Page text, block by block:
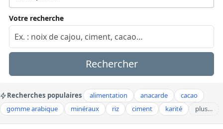
Votre recherche
Rechercher
Recherches populaires alimentation anacarde
cacao
gomme arabique
minéraux riz ciment karité plus…